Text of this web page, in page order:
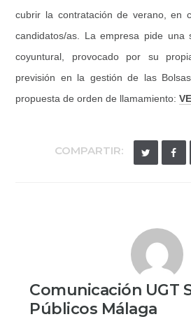
cubrir la contratación de verano, en
candidatos/as. La empresa pide una
coyuntural, provocado por su
previsión en la gestión de las
propuesta de orden de llamamiento:
COMPARTIR:
Comunicación UGT
Públicos Málaga